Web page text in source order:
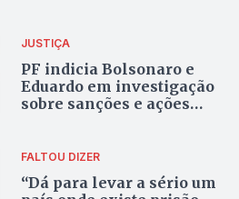
JUSTIÇA
PF indicia Bolsonaro e
Eduardo em investigação
sobre sanções e ações
FALTOU DIZER
“Dá para levar a sério um